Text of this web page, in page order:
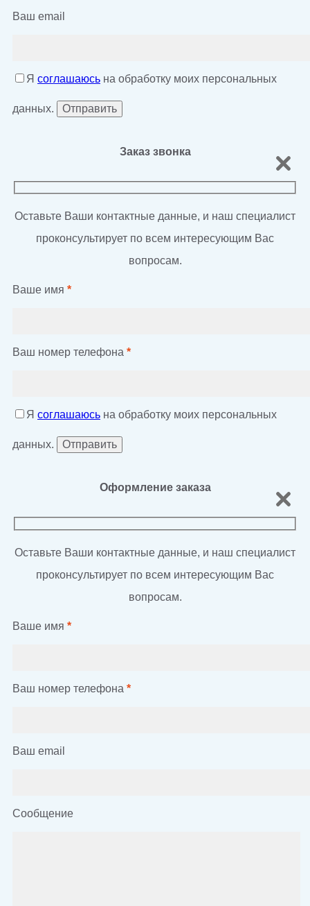
Ваш email
Я соглашаюсь на обработку моих персональных
данных.
Заказ звонка
Оставьте Ваши контактные данные, и наш специалист
проконсультирует по всем интересующим Вас
вопросам.
Ваше имя *
Ваш номер телефона *
Я соглашаюсь на обработку моих персональных
данных.
Оформление заказа
Оставьте Ваши контактные данные, и наш специалист
проконсультирует по всем интересующим Вас
вопросам.
Ваше имя *
Ваш номер телефона *
Ваш email
Сообщение